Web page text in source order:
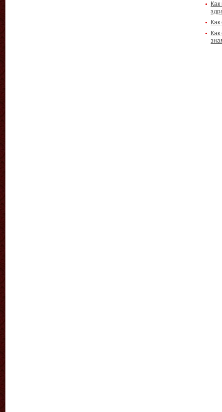
Как